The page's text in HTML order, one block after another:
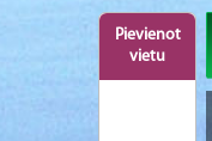
Pievienot
vietu